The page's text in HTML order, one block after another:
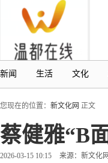
新闻 生活 文化
您现在的位置： 新文化网 正文
蔡健雅“B
2026-03-15 10:15 来源：新文化网